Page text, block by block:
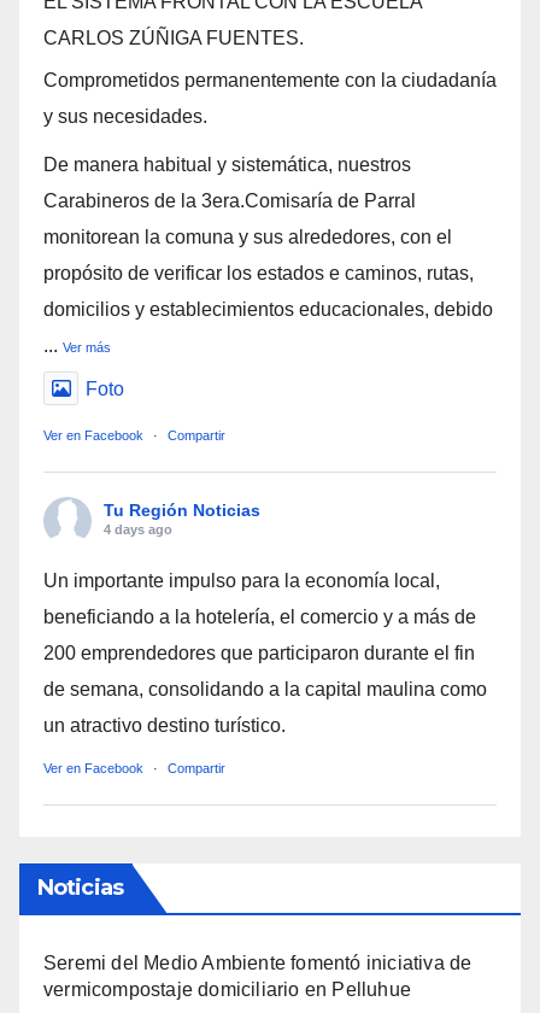
CARLOS ZÚÑIGA FUENTES.
Comprometidos permanentemente con la ciudadanía
y sus necesidades.
De manera habitual y sistemática, nuestros
Carabineros de la 3era.Comisaría de Parral
monitorean la comuna y sus alrededores, con el
propósito de verificar los estados e caminos, rutas,
domicilios y establecimientos educacionales, debido
... Ver más
Foto
Ver en Facebook · Compartir
Tu Región Noticias
4 days ago
Un importante impulso para la economía local,
beneficiando a la hotelería, el comercio y a más de
200 emprendedores que participaron durante el fin
de semana, consolidando a la capital maulina como
un atractivo destino turístico.
Ver en Facebook · Compartir
Noticias
Seremi del Medio Ambiente fomentó iniciativa de
vermicompostaje domiciliario en Pelluhue